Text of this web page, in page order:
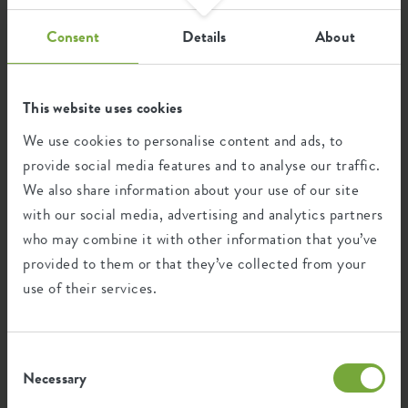
Consent Details About
This website uses cookies
We use cookies to personalise content and ads, to
provide social media features and to analyse our traffic.
We also share information about your use of our site
with our social media, advertising and analytics partners
who may combine it with other information that you’ve
provided to them or that they’ve collected from your
use of their services.
Selection
Necessary
couleur à votre jardin avec le jaune miel, par exemple.
SKU 0761392735900